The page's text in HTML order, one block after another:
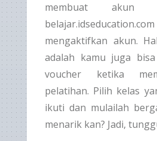
membuat akun
mengaktifkan akun.
adalah kamu juga
voucher ketika
pelatihan. Pilih kelas
ikuti dan mulailah
menarik kan? Jadi,